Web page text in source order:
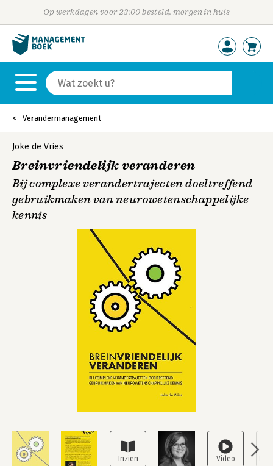
Op werkdagen voor 23:00 besteld, morgen in huis
Verandermanagement
Joke de Vries
Breinvriendelijk veranderen
Bij complexe verandertrajecten doeltreffend
gebruikmaken van neurowetenschappelijke
kennis